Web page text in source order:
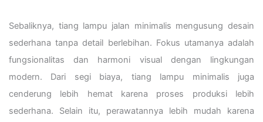
Sebaliknya, tiang lampu jalan minimalis mengusung desain
sederhana tanpa detail berlebihan. Fokus utamanya adalah
fungsionalitas dan harmoni visual dengan lingkungan
modern. Dari segi biaya, tiang lampu minimalis juga
cenderung lebih hemat karena proses produksi lebih
sederhana. Selain itu, perawatannya lebih mudah karena